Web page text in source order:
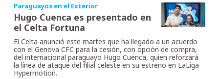
Paraguayos en el Exterior
Hugo Cuenca es presentado en
el Celta Fortuna
El Celta anunció este martes que ha llegado a un acuerdo
con el Genova CFC para la cesión, con opción de compra,
del internacional paraguayo Hugo Cuenca, quien reforzará
la línea de ataque del filial celeste en su estreno en LaLiga
Hypermotion.